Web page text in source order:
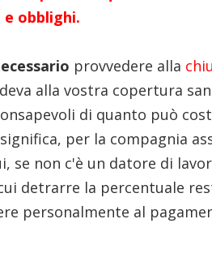
obblighi.
provvedere alla
alla vostra copertura
di quanto può
per la compagnia
se non c'è un datore di
detrarre la percentuale
personalmente al